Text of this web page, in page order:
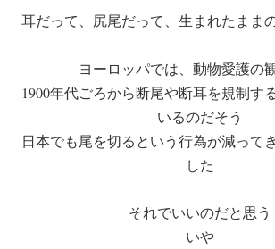
耳だって、尻尾だって、生まれたまま
ヨーロッパでは、動物愛護の
1900年代ごろから断尾や断耳を規制す
いるのだそう
日本でも尾を切るという行為が減って
した
それでいいのだと思う
いや